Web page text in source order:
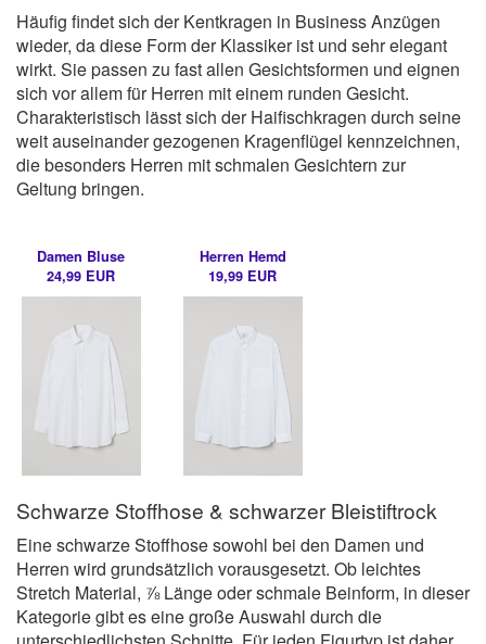
Häufig findet sich der Kentkragen in Business Anzügen
wieder, da diese Form der Klassiker ist und sehr elegant
wirkt. Sie passen zu fast allen Gesichtsformen und eignen
sich vor allem für Herren mit einem runden Gesicht.
Charakteristisch lässt sich der Haifischkragen durch seine
weit auseinander gezogenen Kragenflügel kennzeichnen,
die besonders Herren mit schmalen Gesichtern zur
Geltung bringen.
Damen Bluse
24,99 EUR
Herren Hemd
19,99 EUR
Schwarze Stoffhose & schwarzer Bleistiftrock
Eine schwarze Stoffhose sowohl bei den Damen und
Herren wird grundsätzlich vorausgesetzt. Ob leichtes
Stretch Material, ⅞ Länge oder schmale Beinform, in dieser
Kategorie gibt es eine große Auswahl durch die